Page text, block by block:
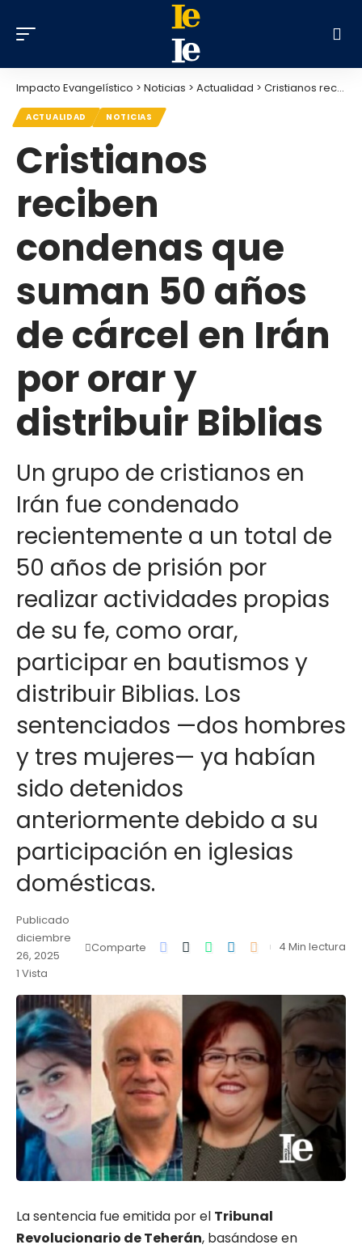
Impacto Evangelístico > Noticias > Actualidad > Cristianos reciben condenas que suman 50 años de cárcel en Irán por orar y distribuir Biblias
ACTUALIDAD NOTICIAS
Cristianos
reciben
condenas que
suman 50 años
de cárcel en Irán
por orar y
distribuir Biblias
Un grupo de cristianos en
Irán fue condenado
recientemente a un total de
50 años de prisión por
realizar actividades propias
de su fe, como orar,
participar en bautismos y
distribuir Biblias. Los
sentenciados —dos hombres
y tres mujeres— ya habían
sido detenidos
anteriormente debido a su
participación en iglesias
domésticas.
Publicado
diciembre
26, 2025
1 Vista
Comparte 4 Min lectura
La sentencia fue emitida por el Tribunal
Revolucionario de Teherán, basándose en